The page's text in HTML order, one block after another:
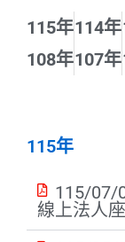
115年114年
108年107年
115年
115/07/
線上法人